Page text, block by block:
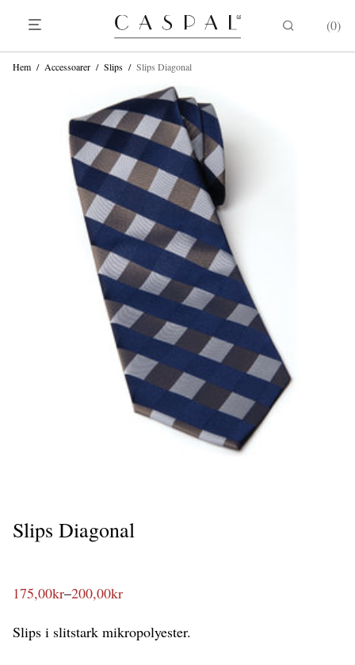
0
Hem / Accessoarer / Slips / Slips Diagonal
Slips Diagonal
175,00kr–200,00kr
Prisintervall:
till
200,00kr
Slips i slitstark mikropolyester.